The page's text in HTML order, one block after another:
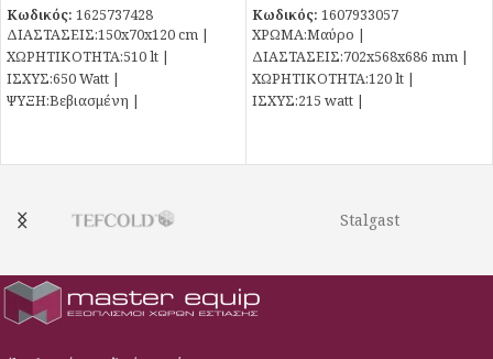
Κωδικός: 1625737428
ΔΙΑΣΤΑΣΕΙΣ:150x70x120 cm |
ΧΩΡΗΤΙΚΟΤΗΤΑ:510 lt |
ΙΣΧΥΣ:650 Watt |
ΨΥΞΗ:Βεβιασμένη |
ΥΓΡΟ:R134/R290 |
Κωδικός: 1607933057
ΧΡΩΜΑ:Μαύρο |
ΔΙΑΣΤΑΣΕΙΣ:702x568x686 mm |
ΧΩΡΗΤΙΚΟΤΗΤΑ:120 lt |
ΙΣΧΥΣ:215 watt |
ΑΠΟΨΥΞΗ:Αυτόματη | ΨΥΚΤΙΚΟ
Stalgast